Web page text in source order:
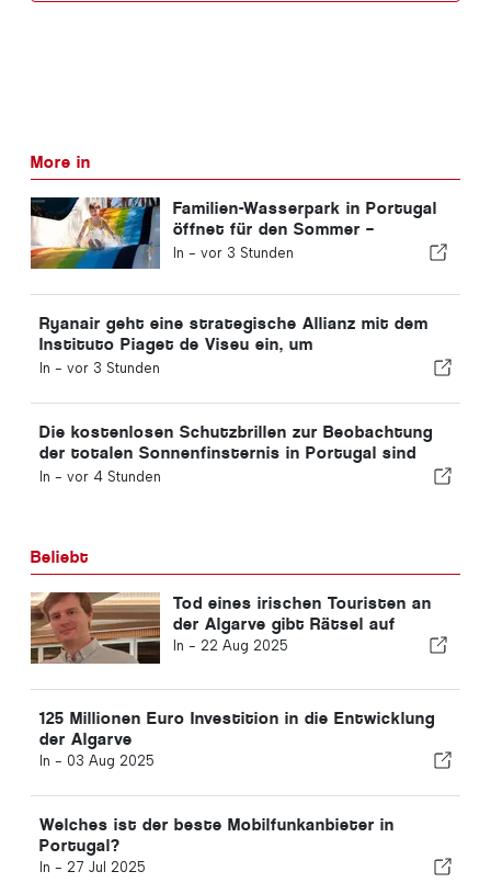
More in
Familien-Wasserpark in Portugal
öffnet für den Sommer –
Eintrittskarten für 2 €
In - vor 3 Stunden
Ryanair geht eine strategische Allianz mit dem
Instituto Piaget de Viseu ein, um
Ausbildungsangebote für die Luftfahrtbranche in
In - vor 3 Stunden
Die kostenlosen Schutzbrillen zur Beobachtung
der totalen Sonnenfinsternis in Portugal sind
ausverkauft.
In - vor 4 Stunden
Beliebt
Tod eines irischen Touristen an
der Algarve gibt Rätsel auf
In - 22 Aug 2025
125 Millionen Euro Investition in die Entwicklung
der Algarve
In - 03 Aug 2025
Welches ist der beste Mobilfunkanbieter in
Portugal?
In - 27 Jul 2025